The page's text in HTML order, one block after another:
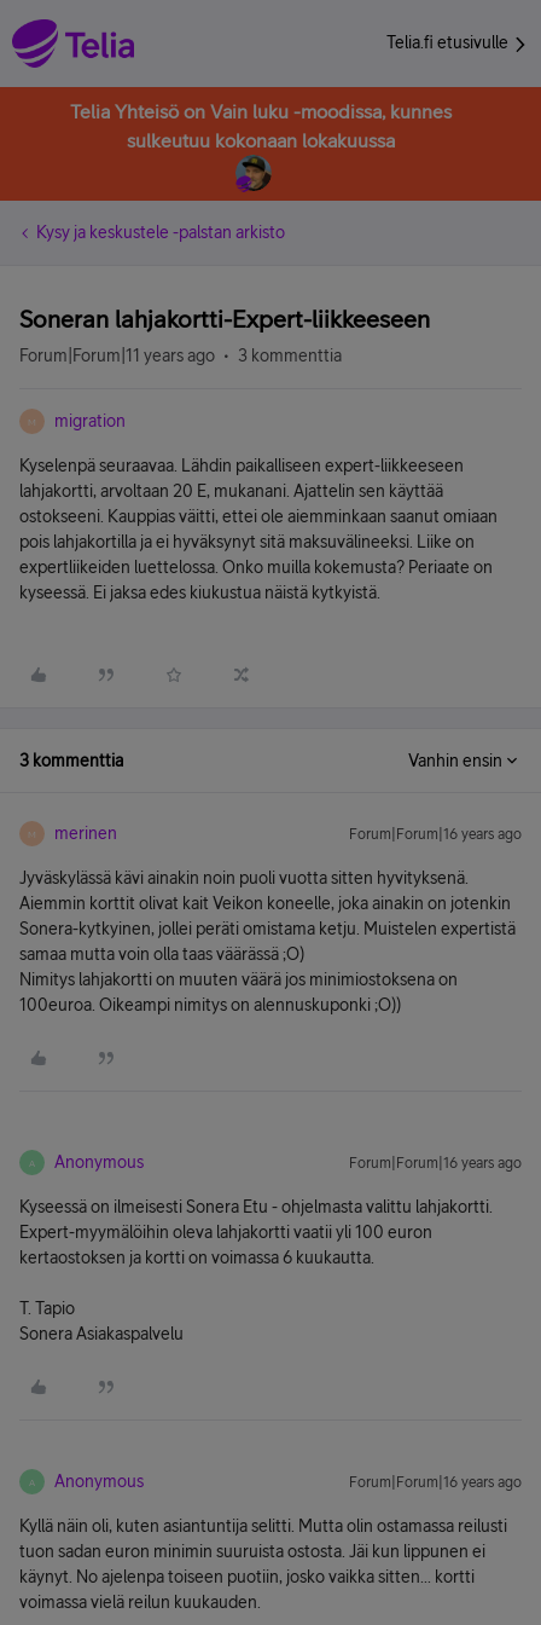
Telia.fi etusivulle
Telia Yhteisö on Vain luku -moodissa, kunnes
sulkeutuu kokonaan lokakuussa
Kysy ja keskustele -palstan arkisto
Soneran lahjakortti-Expert-liikkeeseen
Forum|Forum|11 years ago 3 kommenttia
M migration
Kyselenpä seuraavaa. Lähdin paikalliseen expert-liikkeeseen
lahjakortti, arvoltaan 20 E, mukanani. Ajattelin sen käyttää
ostokseeni. Kauppias väitti, ettei ole aiemminkaan saanut omiaan
pois lahjakortilla ja ei hyväksynyt sitä maksuvälineeksi. Liike on
expertliikeiden luettelossa. Onko muilla kokemusta? Periaate on
kyseessä. Ei jaksa edes kiukustua näistä kytkyistä.
3 kommenttia Vanhin ensin
M merinen Forum|Forum|16 years ago
Jyväskylässä kävi ainakin noin puoli vuotta sitten hyvityksenä.
Aiemmin korttit olivat kait Veikon koneelle, joka ainakin on jotenkin
Sonera-kytkyinen, jollei peräti omistama ketju. Muistelen expertistä
samaa mutta voin olla taas väärässä ;O)
Nimitys lahjakortti on muuten väärä jos minimiostoksena on
100euroa. Oikeampi nimitys on alennuskuponki ;O))
A Anonymous Forum|Forum|16 years ago
Kyseessä on ilmeisesti Sonera Etu - ohjelmasta valittu lahjakortti.
Expert-myymälöihin oleva lahjakortti vaatii yli 100 euron
kertaostoksen ja kortti on voimassa 6 kuukautta.
T. Tapio
Sonera Asiakaspalvelu
A Anonymous Forum|Forum|16 years ago
Kyllä näin oli, kuten asiantuntija selitti. Mutta olin ostamassa reilusti
tuon sadan euron minimin suuruista ostosta. Jäi kun lippunen ei
käynyt. No ajelenpa toiseen puotiin, josko vaikka sitten... kortti
voimassa vielä reilun kuukauden.